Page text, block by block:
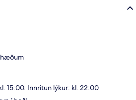
hæðum
15:00. Innritun lýkur: kl. 22:00